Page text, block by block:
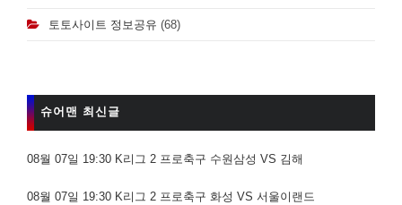
토토사이트 정보공유 (68)
슈어맨 최신글
08월 07일 19:30 K리그 2 프로축구 수원삼성 VS 김해
08월 07일 19:30 K리그 2 프로축구 화성 VS 서울이랜드